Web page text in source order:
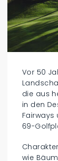
Vor 50
die aus
in den
Fairways
69-
wie